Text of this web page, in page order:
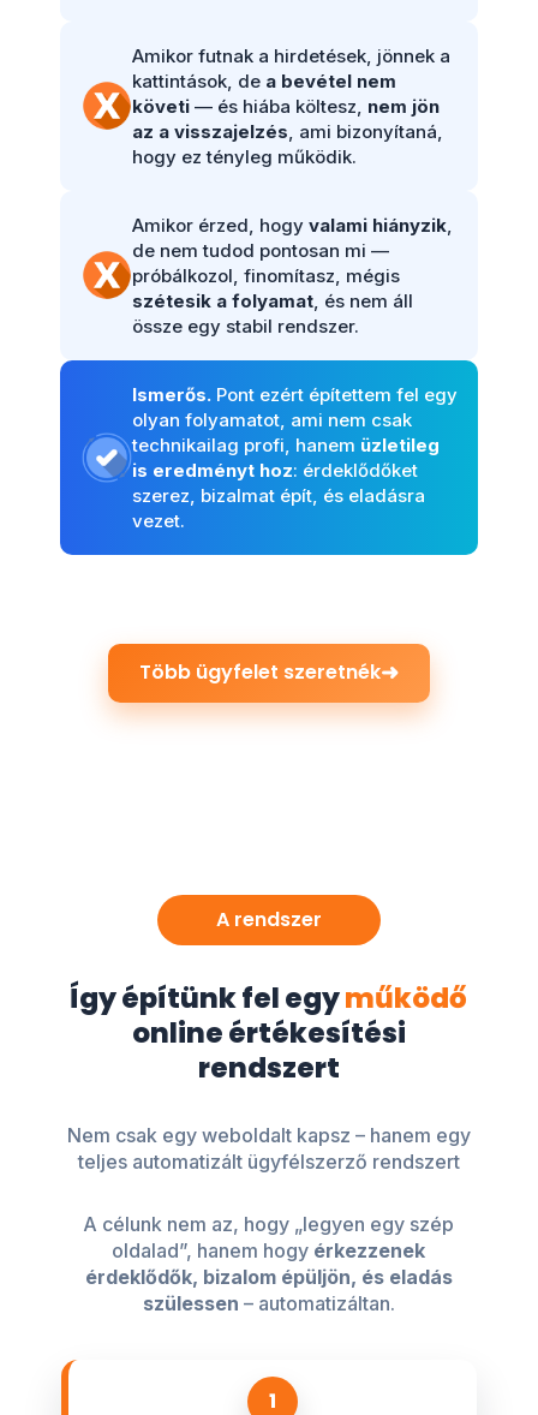
Amikor futnak a hirdetések, jönnek a
kattintások, de a bevétel nem
követi— és hiába költesz, nem jön
az a visszajelzés, ami bizonyítaná,
hogy ez tényleg működik.
Amikor érzed, hogy valami hiányzik,
de nem tudod pontosan mi —
próbálkozol, finomítasz, mégis
szétesik a folyamat, és nem áll
össze egy stabil rendszer.
Ismerős.Pont ezért építettem fel egy
olyan folyamatot, ami nem csak
technikailag profi, hanem üzletileg
is eredményt hoz: érdeklődőket
szerez, bizalmat épít, és eladásra
vezet.
Több ügyfelet szeretnék➜
A rendszer
Így építünk fel egyműködő
online értékesítési
rendszert
Nem csak egy weboldalt kapsz – hanem egy
teljes automatizált ügyfélszerző rendszert
A célunk nem az, hogy „legyen egy szép
oldalad”, hanem hogy érkezzenek
érdeklődők, bizalom épüljön, és eladás
szülessen – automatizáltan.
1